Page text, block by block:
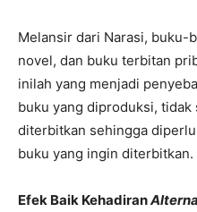
Melansir dari Narasi, buku-
novel, dan buku terbitan
inilah yang menjadi
buku yang diproduksi, tidak
diterbitkan sehingga
buku yang ingin diterbitkan.
Efek Baik Kehadiran